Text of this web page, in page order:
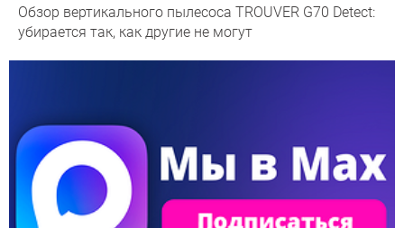
Обзор вертикального пылесоса TROUVER G70 Detect:
убирается так, как другие не могут